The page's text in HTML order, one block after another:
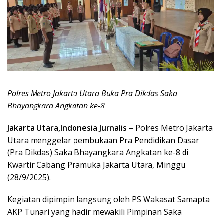
Polres Metro Jakarta Utara Buka Pra Dikdas Saka
Bhayangkara Angkatan ke-8
Jakarta Utara,Indonesia Jurnalis – Polres Metro Jakarta
Utara menggelar pembukaan Pra Pendidikan Dasar
(Pra Dikdas) Saka Bhayangkara Angkatan ke-8 di
Kwartir Cabang Pramuka Jakarta Utara, Minggu
(28/9/2025).
Kegiatan dipimpin langsung oleh PS Wakasat Samapta
AKP Tunari yang hadir mewakili Pimpinan Saka